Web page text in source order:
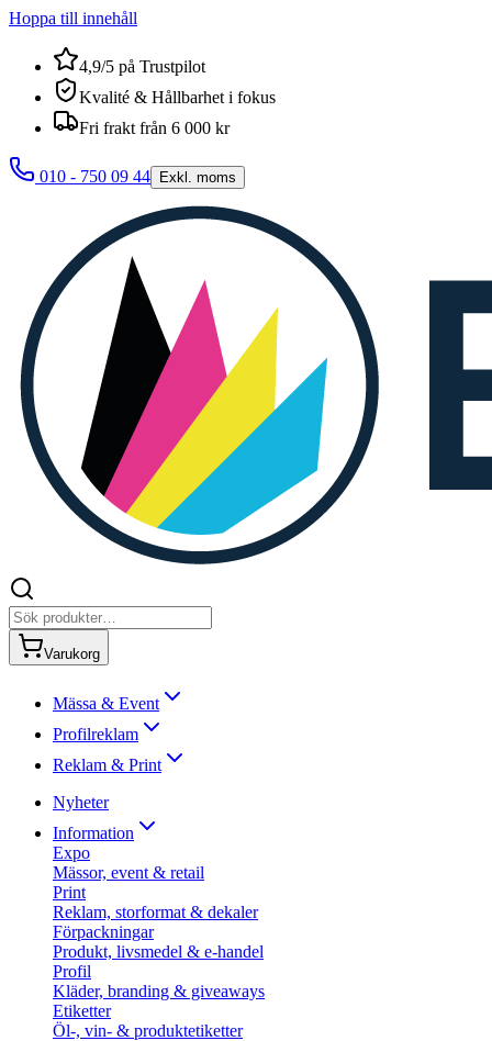
Hoppa till innehåll
4,9/5 på Trustpilot
Kvalité & Hållbarhet i fokus
Fri frakt från 6 000 kr
010 - 750 09 44 Exkl. moms
Varukorg
Mässa & Event
Profilreklam
Reklam & Print
Nyheter
Information
Expo
Mässor, event & retail
Print
Reklam, storformat & dekaler
Förpackningar
Produkt, livsmedel & e-handel
Profil
Kläder, branding & giveaways
Etiketter
Öl-, vin- & produktetiketter